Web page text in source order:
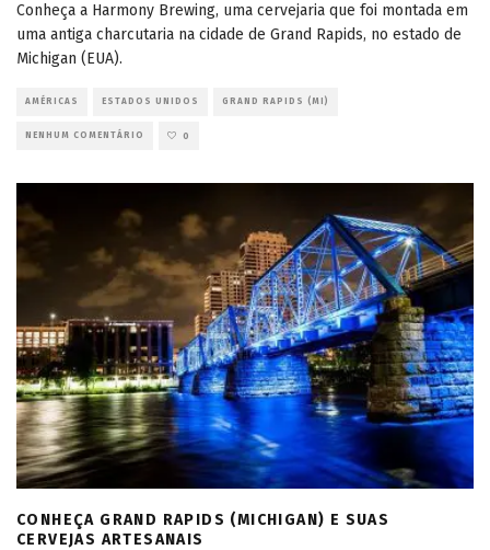
Conheça a Harmony Brewing, uma cervejaria que foi montada em
uma antiga charcutaria na cidade de Grand Rapids, no estado de
Michigan (EUA).
AMÉRICAS ESTADOS UNIDOS GRAND RAPIDS (MI)
NENHUM COMENTÁRIO 0
CONHEÇA GRAND RAPIDS (MICHIGAN) E SUAS
CERVEJAS ARTESANAIS